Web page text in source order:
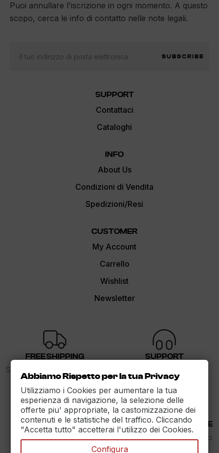
Puoi annullare l'iscrizione in ogni momento. A questo
scopo, cerca le info di contatto nelle note legali.
SUBSCRIBE
SUPPORT
Contattaci
Cataloghi
INFO
About Us
Condizioni di Vendita
Spedizioni/Resi
CUSTOMER
My Account
Carrello
Wishlist
Newsletter
FREE SHIPPING
Spedizione gratuita sopra i
89€
SUPPORT
30 DAYS RETURN
Reso Garantito entro
100% PAYMENT SECURE
Assicuriamo il pagamento
Abbiamo Rispetto per la tua Privacy
Utilizziamo i Cookies per aumentare la tua
esperienza di navigazione, la selezione delle
offerte piu' appropriate, la castomizzazione dei
contenuti e le statistiche del traffico. Cliccando
"Accetta tutto" accetterai l'utilizzo dei Cookies.
Configura